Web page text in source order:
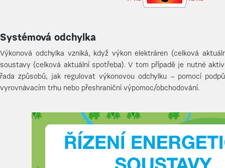
Systémová odchylka
Výkonová odchylka vzniká, když výkon elektráren (celková
soustavy (celková aktuální spotřeba). V tom případě je nutné
řada způsobů, jak regulovat výkonovou odchylku – pomocí
vyrovnávacím trhu nebo přeshraniční výpomoc/obchodování.